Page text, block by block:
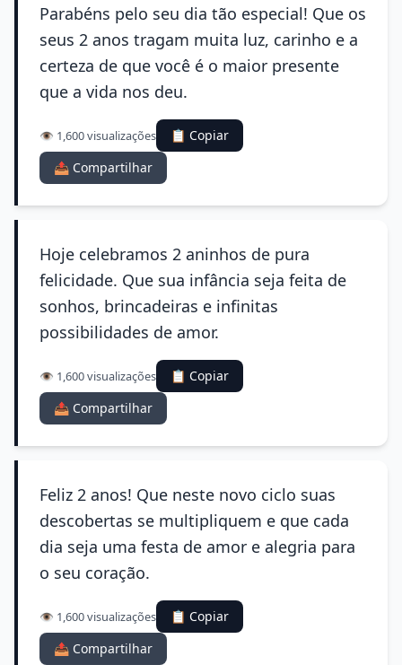
Parabéns pelo seu dia tão especial! Que os
seus 2 anos tragam muita luz, carinho e a
certeza de que você é o maior presente
que a vida nos deu.
👁️ 1,600 visualizações
📋 Copiar
📤 Compartilhar
Hoje celebramos 2 aninhos de pura
felicidade. Que sua infância seja feita de
sonhos, brincadeiras e infinitas
possibilidades de amor.
👁️ 1,600 visualizações
📋 Copiar
📤 Compartilhar
Feliz 2 anos! Que neste novo ciclo suas
descobertas se multipliquem e que cada
dia seja uma festa de amor e alegria para
o seu coração.
👁️ 1,600 visualizações
📋 Copiar
📤 Compartilhar